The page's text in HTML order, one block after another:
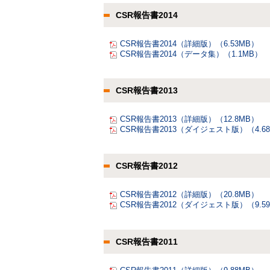
CSR報告書2014
CSR報告書2014（詳細版）（6.53MB）
CSR報告書2014（データ集）（1.1MB）
CSR報告書2013
CSR報告書2013（詳細版）（12.8MB）
CSR報告書2013（ダイジェスト版）（
CSR報告書2012
CSR報告書2012（詳細版）（20.8MB）
CSR報告書2012（ダイジェスト版）（
CSR報告書2011